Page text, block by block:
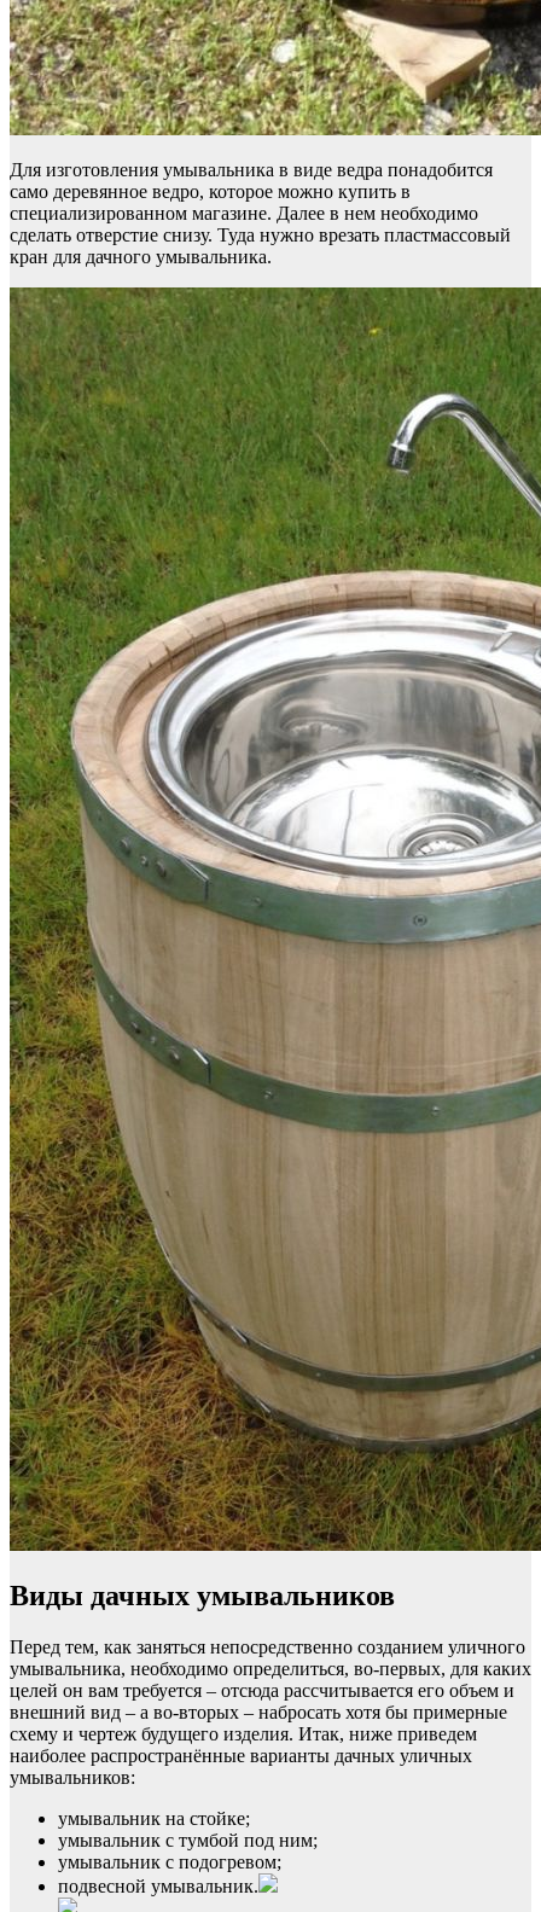
Для изготовления умывальника в виде ведра понадобится
само деревянное ведро, которое можно купить в
специализированном магазине. Далее в нем необходимо
сделать отверстие снизу. Туда нужно врезать пластмассовый
кран для дачного умывальника.
Виды дачных умывальников
Перед тем, как заняться непосредственно созданием уличного
умывальника, необходимо определиться, во-первых, для каких
целей он вам требуется – отсюда рассчитывается его объем и
внешний вид – а во-вторых – набросать хотя бы примерные
схему и чертеж будущего изделия. Итак, ниже приведем
наиболее распространённые варианты дачных уличных
умывальников:
умывальник на стойке;
умывальник с тумбой под ним;
умывальник с подогревом;
подвесной умывальник.